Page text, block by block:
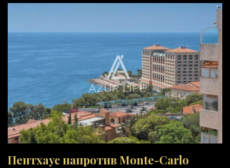
Пентхаус напротив Monte-Carlo